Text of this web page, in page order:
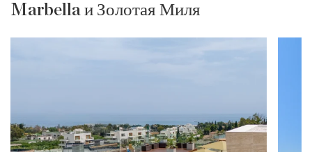
Marbella и Золотая Миля